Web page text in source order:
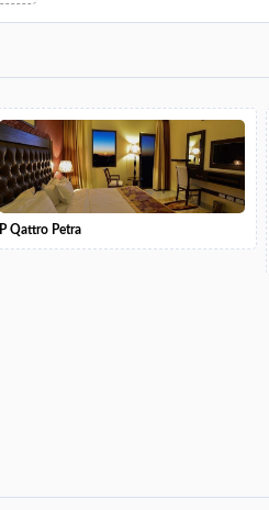
P Qattro Petra